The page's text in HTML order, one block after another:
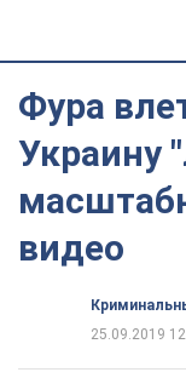
Фура
Украину
видео
25.09.2019